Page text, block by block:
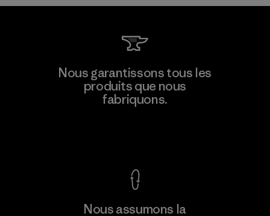
Nous garantissons tous les
produits que nous
fabriquons.
Nous assumons la